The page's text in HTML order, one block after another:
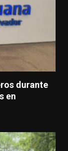
durante
en